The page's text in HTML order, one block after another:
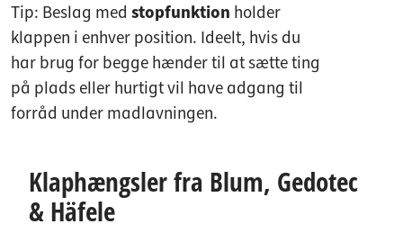
Tip: Beslag med stopfunktion holder
klappen i enhver position. Ideelt, hvis du
har brug for begge hænder til at sætte ting
på plads eller hurtigt vil have adgang til
forråd under madlavningen.
Klaphængsler fra Blum, Gedotec
& Häfele